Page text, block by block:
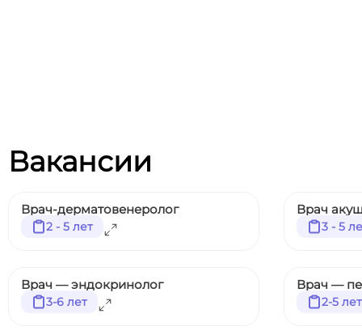
Вакансии
Врач-дерматовенеролог
2 - 5 лет
Врач
3 - 5
Врач — эндокринолог
3-6 лет
Врач —
2-5 лет